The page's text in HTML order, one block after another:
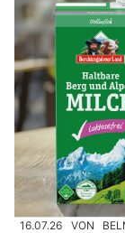
16.07.26 VON